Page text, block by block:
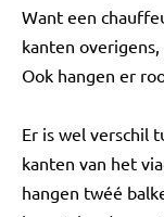
Want een
kanten
Ook hangen er
Er is wel verschil
kanten van het
hangen twéé